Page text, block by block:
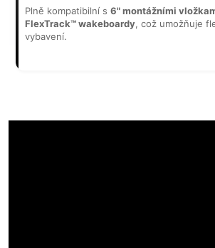
Plně kompatibilní s 6" montážními
FlexTrack™ wakeboardy, což umožňuje
vybavení.